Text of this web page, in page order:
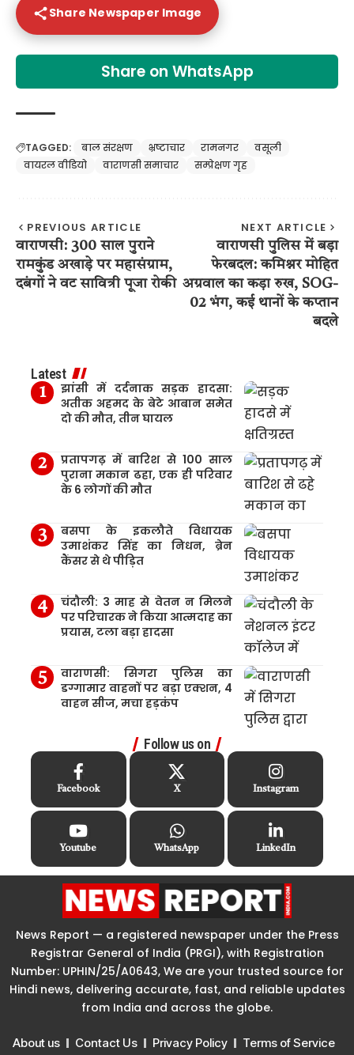
Share Newspaper Image
Share on WhatsApp
TAGGED: बाल संरक्षण भ्रष्टाचार रामनगर
वसूली
वायरल वीडियो
वाराणसी समाचार सम्प्रेक्षण गृह
PREVIOUS ARTICLE
वाराणसी: 300 साल पुराने
रामकुंड अखाड़े पर महासंग्राम,
दबंगों ने वट सावित्री पूजा रोकी
NEXT ARTICLE
वाराणसी पुलिस में बड़ा
फेरबदल: कमिश्नर मोहित
अग्रवाल का कड़ा रुख, SOG-
02 भंग, कई थानों के कप्तान
बदले
Latest
झांसी में दर्दनाक सड़क हादसा:
अतीक अहमद के बेटे आबान समेत
दो की मौत, तीन घायल
प्रतापगढ़ में बारिश से 100 साल
पुराना मकान ढहा, एक ही परिवार
के 6 लोगों की मौत
बसपा के इकलौते विधायक
उमाशंकर सिंह का निधन, ब्रेन
कैंसर से थे पीड़ित
चंदौली: 3 माह से वेतन न मिलने
पर परिचारक ने किया आत्मदाह का
प्रयास, टला बड़ा हादसा
वाराणसी: सिगरा पुलिस का
डग्गामार वाहनों पर बड़ा एक्शन, 4
वाहन सीज, मचा हड़कंप
Follow us on
Facebook X Instagram
Youtube WhatsApp LinkedIn
News Report — a registered newspaper under the Press
Registrar General of India (PRGI), with Registration
Number: UPHIN/25/A0643, We are your trusted source for
Hindi news, delivering accurate, fast, and reliable updates
from India and across the globe.
About us Contact Us Privacy Policy Terms of Service